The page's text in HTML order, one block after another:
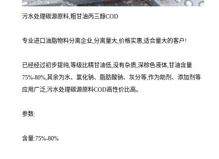
污水处理碳源原料,粗甘油丙三醇COD
专业进口油脂物料分离企业,分离量大,价格实惠,适合量大的客户!
已经经过初步提纯,等级比精甘油低,没有杂质,深棕色液体,甘油含量
75%-80%,其余为水、氯化钠、脂肪酸钠、灰分等,作为助剂、添加剂等
应用广泛,污水处理碳源原料COD高性价比高。
参数:
含量:75%-80%